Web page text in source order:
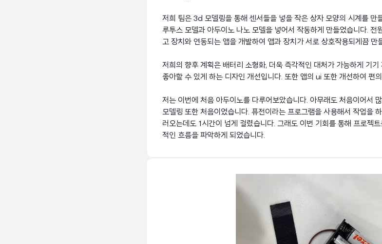
저희 팀은 3d 모델링을 통해 센서들을 넣을 작은 상자 모양의 시계를 만
루투스 모델과 아두이노 나노 모델을 넣어서 작동하게 만들었습니다. 전
고 장치와 연동되는 앱을 개발하여 앱과 장치가 서로 상호작용되게끔 만
저희의 향후 계획은 배터리 소형화, 더욱 즉각적인 대처가 가능하게 기기
좋아할 수 있게 하는 디자인 개선입니다. 또한 앱의 ui 또한 개선하여 편
저는 이번에 처음 아두이노를 다루어보았습니다. 아무래도 처음이어서
모델링 또한 처음이었습니다. 퓨전이라는 프로그램을 사용해서 작업을
러오는데도 1시간이 넘게 걸렸습니다. 그래도 이번 기회를 통해 프로젝
적인 흐름을 파악하게 되었습니다.